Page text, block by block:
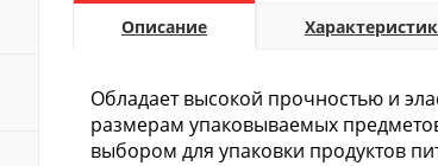
Описание
Обладает высокой прочностью и
размерам упаковываемых
выбором для упаковки продуктов